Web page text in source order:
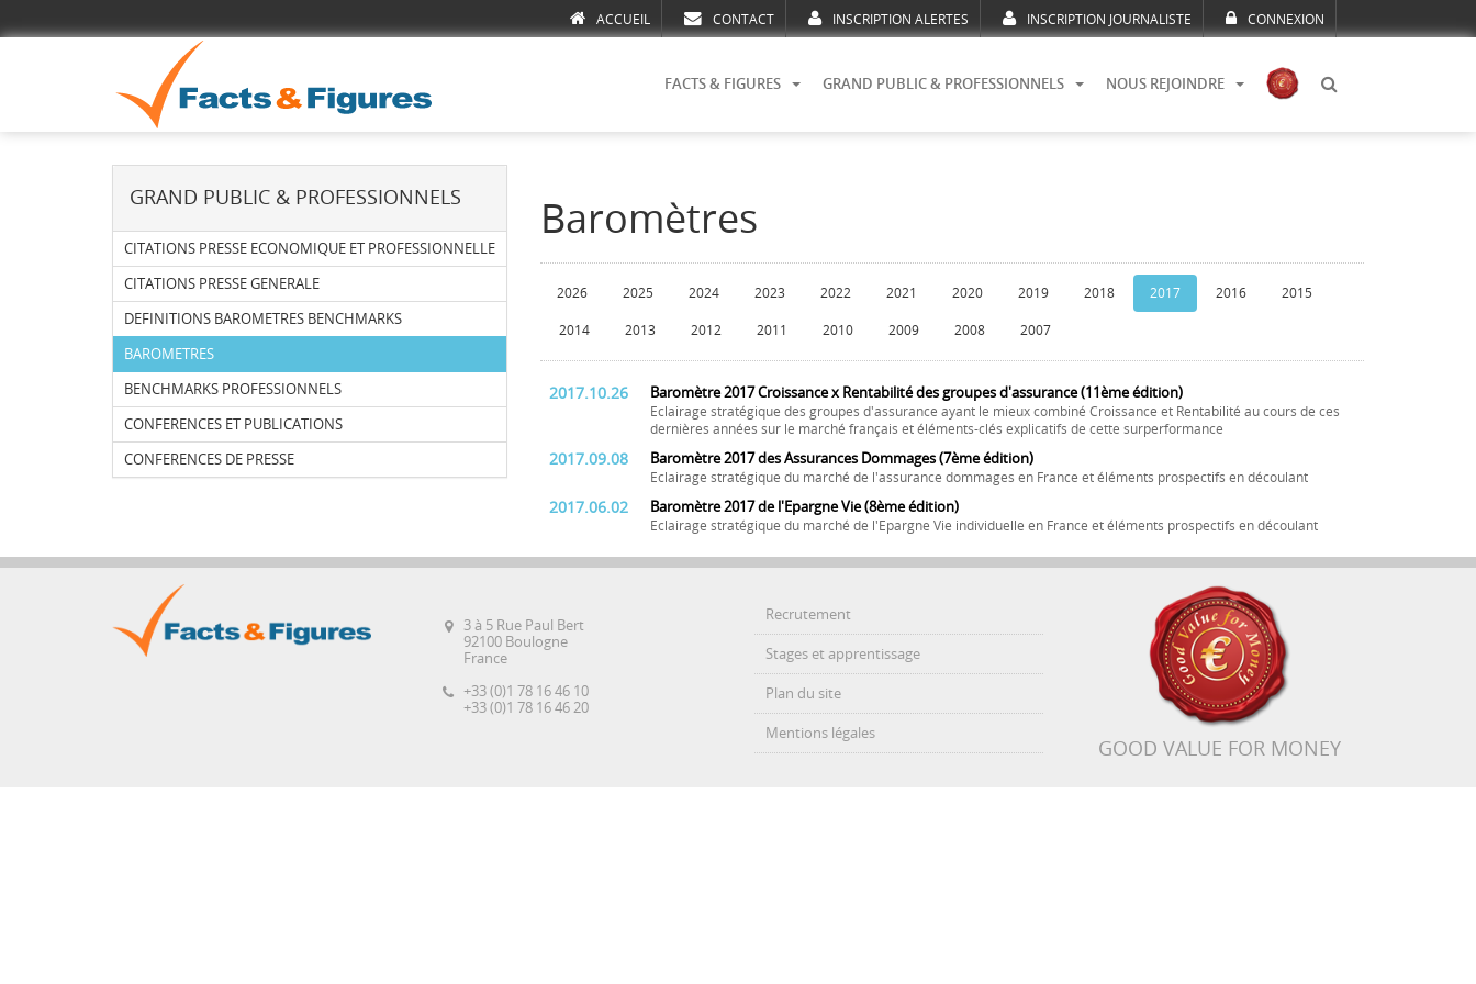
ACCUEIL CONTACT INSCRIPTION ALERTES INSCRIPTION JOURNALISTE CONNEXION
FACTS & FIGURES GRAND PUBLIC & PROFESSIONNELS NOUS REJOINDRE
GRAND PUBLIC & PROFESSIONNELS
CITATIONS PRESSE ECONOMIQUE ET PROFESSIONNELLE
CITATIONS PRESSE GENERALE
DEFINITIONS BAROMETRES BENCHMARKS
BAROMETRES
BENCHMARKS PROFESSIONNELS
CONFERENCES ET PUBLICATIONS
CONFERENCES DE PRESSE
Baromètres
2026 2025 2024 2023 2022 2021 2020 2019 2018 2017 2016 2015
2014 2013 2012 2011 2010 2009 2008 2007
2017.10.26 Baromètre 2017 Croissance x Rentabilité des groupes d'assurance (11ème édition)
Eclairage stratégique des groupes d'assurance ayant le mieux combiné Croissance et Rentabilité au cours de ces
dernières années sur le marché français et éléments-clés explicatifs de cette surperformance
2017.09.08 Baromètre 2017 des Assurances Dommages (7ème édition)
Eclairage stratégique du marché de l'assurance dommages en France et éléments prospectifs en découlant
2017.06.02 Baromètre 2017 de l'Epargne Vie (8ème édition)
Eclairage stratégique du marché de l'Epargne Vie individuelle en France et éléments prospectifs en découlant
3 à 5 Rue Paul Bert
92100 Boulogne
France
+33 (0)1 78 16 46 10
+33 (0)1 78 16 46 20
Recrutement
Stages et apprentissage
Plan du site
Mentions légales
GOOD VALUE FOR MONEY